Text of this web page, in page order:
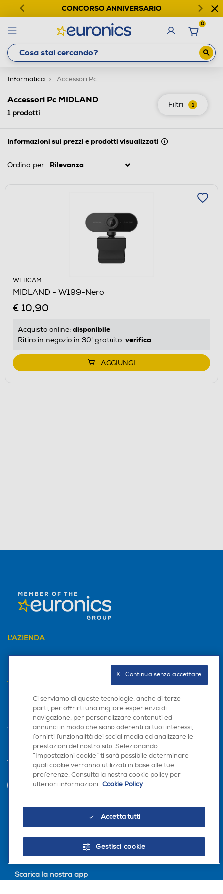
CONCORSO ANNIVERSARIO
0
Informatica Accessori Pc
Filtri 1
Accessori Pc MIDLAND
1prodotti
Informazioni sui prezzi e prodotti visualizzati
Ordina per:
WEBCAM
MIDLAND - W199-Nero
€ 10,90
Acquisto online: disponibile
Ritiro in negozio in 30' gratuito: verifica
AGGIUNGI
L'AZIENDA
AREA CLIENTI
PRIVACY
Trova negozio
Scarica la nostra app
Ci serviamo di queste tecnologie, anche di terze
parti, per offrirti una migliore esperienza di
navigazione, per personalizzare contenuti ed
annunci in modo che siano aderenti ai tuoi interessi,
fornirti funzionalità dei social media ed analizzare le
prestazioni del nostro sito. Selezionando
“Impostazioni cookie” ti sarà possibile determinare
quali cookie verranno utilizzati in base alle tue
preferenze. Consulta la nostra cookie policy per
ulteriori informazioni. Cookie Policy
Accetta tutti
Gestisci cookie
X   Continua senza accettare